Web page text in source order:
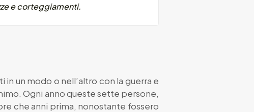
e corteggiamenti.
un modo o nell’altro con la guerra e
Ogni anno queste sette persone,
che anni prima, nonostante fossero